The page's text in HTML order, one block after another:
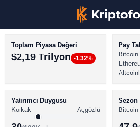
BİTCOİN HABERLERİ
ALTCOİN HABERLERİ
Toplam Piyasa Değeri
$2,19 Trilyon -1.32%
Pay
Bitcoin
Yatırımcı Duygusu
Korkak
Açgözlü
Sezon
Bitcoin